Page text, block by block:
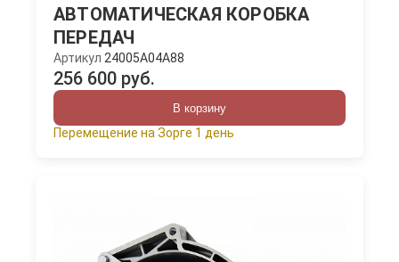
АВТОМАТИЧЕСКАЯ КОРОБКА
ПЕРЕДАЧ
Артикул 24005A04A88
256 600 руб.
В корзину
Перемещение на Зорге 1 день